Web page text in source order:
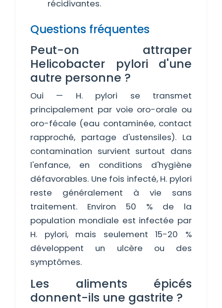
récidivantes.
Questions fréquentes
Peut-on attraper
Helicobacter pylori d'une
autre personne ?
Oui — H. pylori se transmet
principalement par voie oro-orale ou
oro-fécale (eau contaminée, contact
rapproché, partage d'ustensiles). La
contamination survient surtout dans
l'enfance, en conditions d'hygiène
défavorables. Une fois infecté, H. pylori
reste généralement à vie sans
traitement. Environ 50 % de la
population mondiale est infectée par
H. pylori, mais seulement 15-20 %
développent un ulcère ou des
symptômes.
Les aliments épicés
donnent-ils une gastrite ?